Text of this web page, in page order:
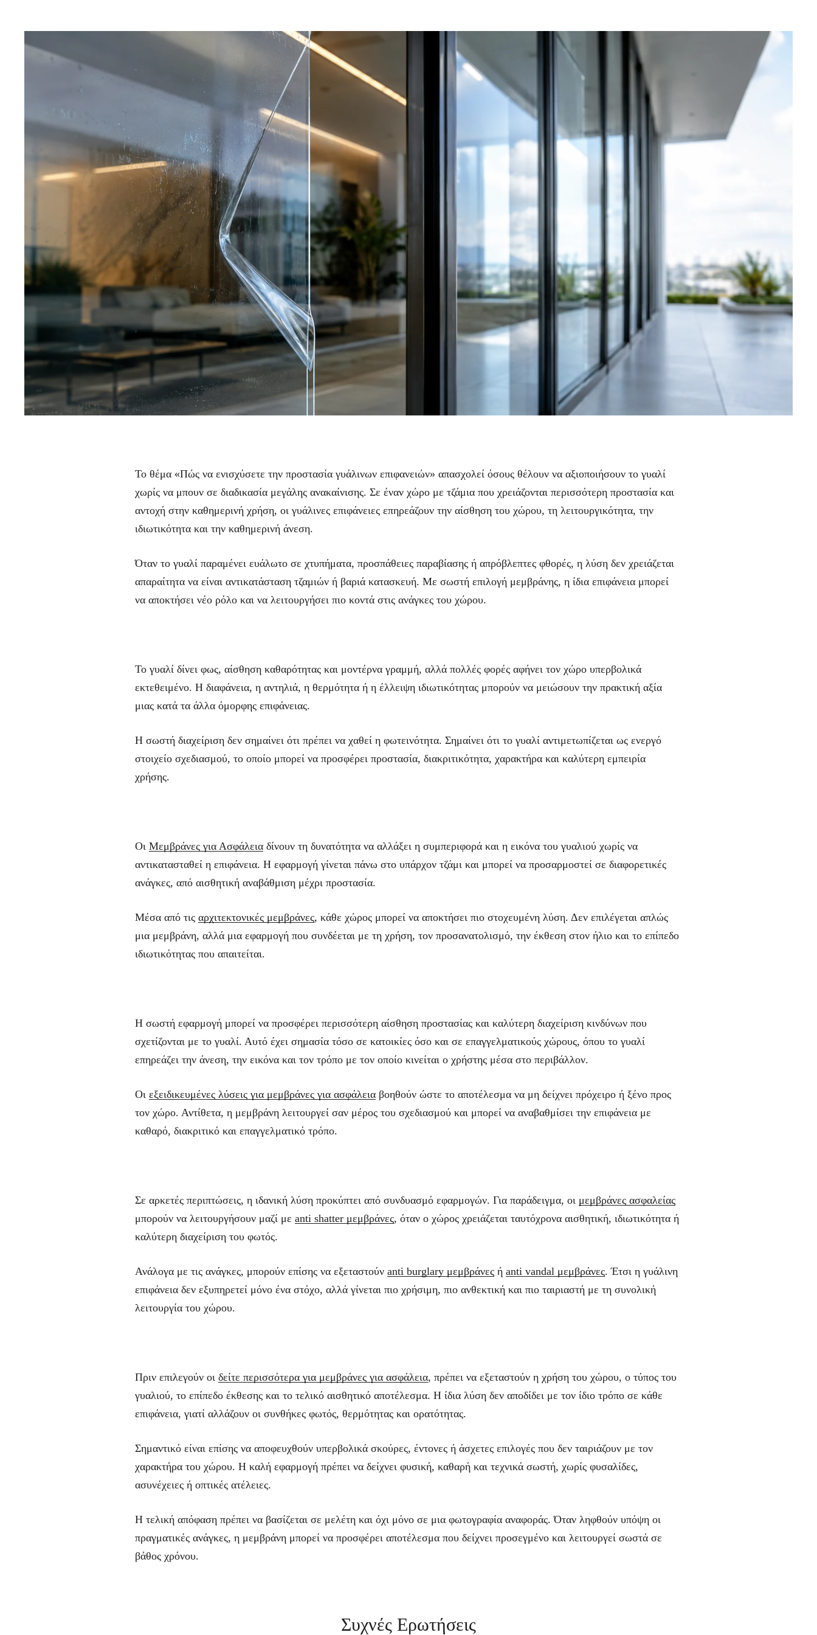
Το θέμα «Πώς να ενισχύσετε την προστασία γυάλινων επιφανειών» απασχολεί όσους θέλουν να αξιοποιήσουν το γυαλί
χωρίς να μπουν σε διαδικασία μεγάλης ανακαίνισης. Σε έναν χώρο με τζάμια που χρειάζονται περισσότερη προστασία και
αντοχή στην καθημερινή χρήση, οι γυάλινες επιφάνειες επηρεάζουν την αίσθηση του χώρου, τη λειτουργικότητα, την
ιδιωτικότητα και την καθημερινή άνεση.
Όταν το γυαλί παραμένει ευάλωτο σε χτυπήματα, προσπάθειες παραβίασης ή απρόβλεπτες φθορές, η λύση δεν χρειάζεται
απαραίτητα να είναι αντικατάσταση τζαμιών ή βαριά κατασκευή. Με σωστή επιλογή μεμβράνης, η ίδια επιφάνεια μπορεί
να αποκτήσει νέο ρόλο και να λειτουργήσει πιο κοντά στις ανάγκες του χώρου.
Το γυαλί δίνει φως, αίσθηση καθαρότητας και μοντέρνα γραμμή, αλλά πολλές φορές αφήνει τον χώρο υπερβολικά
εκτεθειμένο. Η διαφάνεια, η αντηλιά, η θερμότητα ή η έλλειψη ιδιωτικότητας μπορούν να μειώσουν την πρακτική αξία
μιας κατά τα άλλα όμορφης επιφάνειας.
Η σωστή διαχείριση δεν σημαίνει ότι πρέπει να χαθεί η φωτεινότητα. Σημαίνει ότι το γυαλί αντιμετωπίζεται ως ενεργό
στοιχείο σχεδιασμού, το οποίο μπορεί να προσφέρει προστασία, διακριτικότητα, χαρακτήρα και καλύτερη εμπειρία
χρήσης.
ΟιΜεμβράνες για Ασφάλεια δίνουν τη δυνατότητα να αλλάξει η συμπεριφορά και η εικόνα του γυαλιού χωρίς να
αντικατασταθεί η επιφάνεια. Η εφαρμογή γίνεται πάνω στο υπάρχον τζάμι και μπορεί να προσαρμοστεί σε διαφορετικές
ανάγκες, από αισθητική αναβάθμιση μέχρι προστασία.
Μέσα από τιςαρχιτεκτονικές μεμβράνες, κάθε χώρος μπορεί να αποκτήσει πιο στοχευμένη λύση. Δεν επιλέγεται απλώς
μια μεμβράνη, αλλά μια εφαρμογή που συνδέεται με τη χρήση, τον προσανατολισμό, την έκθεση στον ήλιο και το επίπεδο
ιδιωτικότητας που απαιτείται.
Η σωστή εφαρμογή μπορεί να προσφέρει περισσότερη αίσθηση προστασίας και καλύτερη διαχείριση κινδύνων που
σχετίζονται με το γυαλί. Αυτό έχει σημασία τόσο σε κατοικίες όσο και σε επαγγελματικούς χώρους, όπου το γυαλί
επηρεάζει την άνεση, την εικόνα και τον τρόπο με τον οποίο κινείται ο χρήστης μέσα στο περιβάλλον.
Οιεξειδικευμένες λύσεις για μεμβράνες για ασφάλεια βοηθούν ώστε το αποτέλεσμα να μη δείχνει πρόχειρο ή ξένο προς
τον χώρο. Αντίθετα, η μεμβράνη λειτουργεί σαν μέρος του σχεδιασμού και μπορεί να αναβαθμίσει την επιφάνεια με
καθαρό, διακριτικό και επαγγελματικό τρόπο.
Σε αρκετές περιπτώσεις, η ιδανική λύση προκύπτει από συνδυασμό εφαρμογών. Για παράδειγμα, οι μεμβράνες ασφαλείας
μπορούν να λειτουργήσουν μαζί μεanti shatter μεμβράνες, όταν ο χώρος χρειάζεται ταυτόχρονα αισθητική, ιδιωτικότητα ή
καλύτερη διαχείριση του φωτός.
Ανάλογα με τις ανάγκες, μπορούν επίσης να εξεταστούνanti burglary μεμβράνες ήanti vandal μεμβράνες. Έτσι η γυάλινη
επιφάνεια δεν εξυπηρετεί μόνο ένα στόχο, αλλά γίνεται πιο χρήσιμη, πιο ανθεκτική και πιο ταιριαστή με τη συνολική
λειτουργία του χώρου.
Πριν επιλεγούν οιδείτε περισσότερα για μεμβράνες για ασφάλεια, πρέπει να εξεταστούν η χρήση του χώρου, ο τύπος του
γυαλιού, το επίπεδο έκθεσης και το τελικό αισθητικό αποτέλεσμα. Η ίδια λύση δεν αποδίδει με τον ίδιο τρόπο σε κάθε
επιφάνεια, γιατί αλλάζουν οι συνθήκες φωτός, θερμότητας και ορατότητας.
Σημαντικό είναι επίσης να αποφευχθούν υπερβολικά σκούρες, έντονες ή άσχετες επιλογές που δεν ταιριάζουν με τον
χαρακτήρα του χώρου. Η καλή εφαρμογή πρέπει να δείχνει φυσική, καθαρή και τεχνικά σωστή, χωρίς φυσαλίδες,
ασυνέχειες ή οπτικές ατέλειες.
Η τελική απόφαση πρέπει να βασίζεται σε μελέτη και όχι μόνο σε μια φωτογραφία αναφοράς. Όταν ληφθούν υπόψη οι
πραγματικές ανάγκες, η μεμβράνη μπορεί να προσφέρει αποτέλεσμα που δείχνει προσεγμένο και λειτουργεί σωστά σε
βάθος χρόνου.
Συχνές Ερωτήσεις